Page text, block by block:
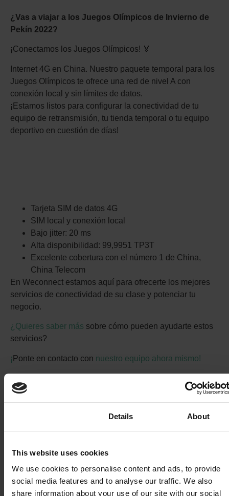
Details About
This website uses cookies
We use cookies to personalise content and ads, to provide
social media features and to analyse our traffic. We also
share information about your use of our site with our social
¿Vas a viajar a los Juegos Olímpicos de Invierno de
Pekín 2022?
¡Conectamos los Juegos Olímpicos! 🏅
Internet 4G en China. Nuestro paquete temporal para los
Juegos Olímpicos te ofrece una red de nivel A con
conexión local y sin límites de datos.
¡Estamos listos para configurar la conectividad de tu
equipo de retransmisión, tu tienda temporal o tu equipo
deportivo en cuestión de días!
Tarjeta SIM de datos 4G
SIM local y conexión local
Bajo jitter: 20 ms
Alta disponibilidad: 99,9951 TP3T
Excelente cobertura con el número 1 de China,
China Telecom
En Weconnect estamos aquí para ofrecerte los mejores
servicios de conectividad de su clase y potenciar tu
negocio.
¿Quieres saber más sobre cómo pueden ayudarte estos
servicios?
¡ Ponte en contacto con nuestro equipo ahora mismo!
Compartir
Bas de Lange
Bas de Lange es cofundador de Weconnect y
cuenta con más de 20 años de experiencia en el